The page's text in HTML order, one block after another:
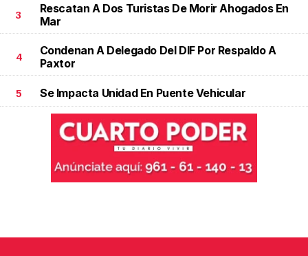
3
Rescatan A Dos Turistas De Morir Ahogados En
Mar
4
Condenan A Delegado Del DIF Por Respaldo A
Paxtor
5 Se Impacta Unidad En Puente Vehicular